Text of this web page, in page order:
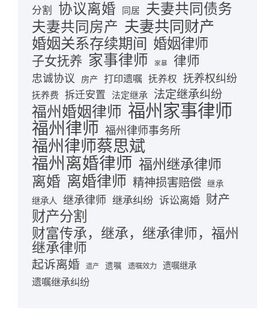
分割 协议离婚 同居 夫妻共同债务
夫妻共同房产 夫妻共同财产
婚姻关系存续期间 婚姻律师
子女抚养 家事律师 家暴 律师
忠诚协议 房产 打印遗嘱 抚养权 抚养权纠纷
抚养费 拆迁安置 法定继承 法定继承纠纷
福州婚姻律师 福州家事律师
福州律师 福州律师事务所
福州律师蔡思斌
福州离婚律师 福州继承律师
离婚 离婚律师 精神损害赔偿 继承
继承人 继承律师 继承纠纷 诉讼离婚 财产
财产分割
财富传承，继承，继承律师，福州
继承律师
起诉离婚 遗产 遗嘱 遗嘱效力 遗嘱继承
遗嘱继承纠纷